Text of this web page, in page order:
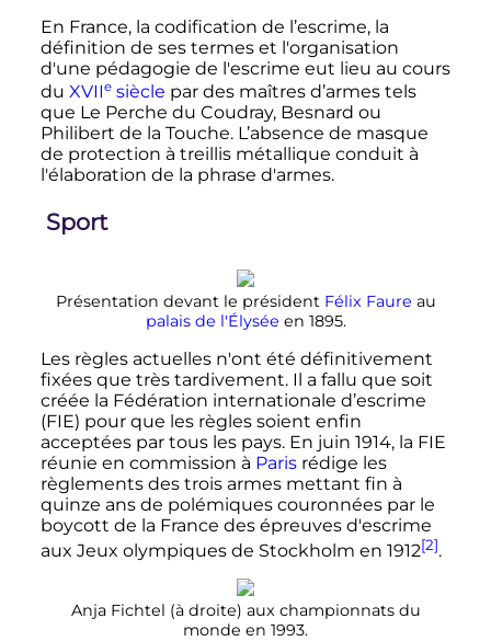
En France, la codification de l’escrime, la
définition de ses termes et l'organisation
d'une pédagogie de l'escrime eut lieu au cours
du XVIIesiècle par des maîtres d’armes tels
que Le Perche du Coudray, Besnard ou
Philibert de la Touche. L’absence de masque
de protection à treillis métallique conduit à
l'élaboration de la phrase d'armes.
Sport
Présentation devant le président Félix Faure au
palais de l'Élysée en 1895.
Les règles actuelles n'ont été définitivement
fixées que très tardivement. Il a fallu que soit
créée la Fédération internationale d’escrime
(FIE) pour que les règles soient enfin
acceptées par tous les pays. En juin 1914, la FIE
réunie en commission à Parisrédige les
règlements des trois armes mettant fin à
quinze ans de polémiques couronnées par le
boycott de la France des épreuves d'escrime
aux Jeux olympiques de Stockholm en 1912[2].
Anja Fichtel (à droite) aux championnats du
monde en 1993.